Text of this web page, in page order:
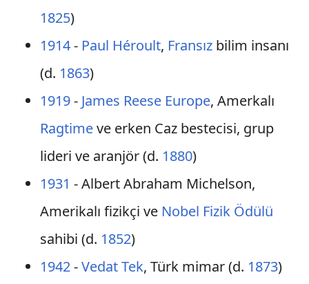
1825)
1914- Paul Héroult, Fransızbilim insanı
(d. 1863)
1919- James Reese Europe, Amerkalı
Ragtimeve erken Caz bestecisi, grup
lideri ve aranjör (d. 1880)
1931 - Albert Abraham Michelson,
Amerikalı fizikçi ve Nobel Fizik Ödülü
sahibi (d. 1852)
1942-Vedat Tek, Türk mimar (d. 1873)